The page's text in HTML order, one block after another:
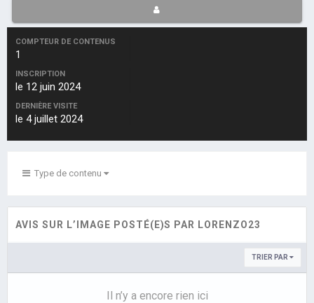
COMPTEUR DE CONTENUS
1
INSCRIPTION
le 12 juin 2024
DERNIÈRE VISITE
le 4 juillet 2024
Type de contenu
AVIS SUR L’IMAGE POSTÉ(E)S PAR LORENZO23
TRIER PAR
Il n’y a encore rien ici